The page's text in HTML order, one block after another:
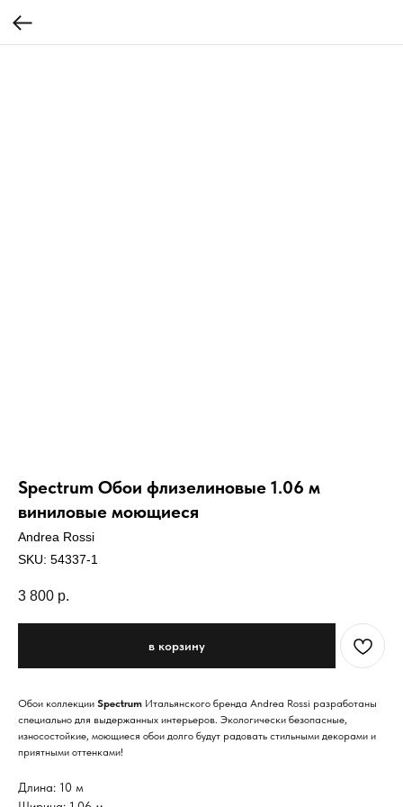
Spectrum Обои флизелиновые 1.06 м
виниловые моющиеся
Andrea Rossi
SKU: 54337-1
3 800 р.
в корзину
Обои коллекции Spectrum Итальянского бренда Andrea Rossi разработаны
специально для выдержанных интерьеров. Экологически безопасные,
износостойкие, моющиеся обои долго будут радовать стильными декорами и
приятными оттенками!
Длина: 10 м